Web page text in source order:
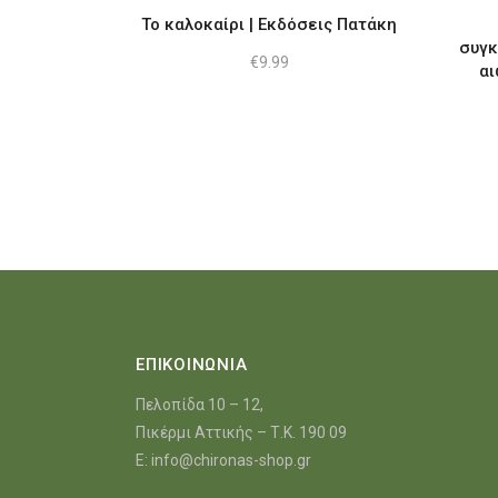
Το καλοκαίρι | Εκδόσεις Πατάκη
€9.99
ΕΠΙΚΟΙΝΩΝΙΑ
Πελοπίδα 10 – 12,
Πικέρμι Αττικής – Τ.Κ. 190 09
E: info@chironas-shop.gr